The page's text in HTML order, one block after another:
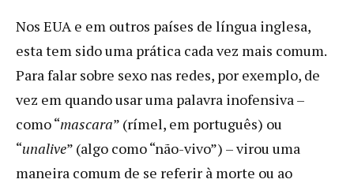
Nos EUA e em outros países de língua inglesa,
esta tem sido uma prática cada vez mais comum.
Para falar sobre sexo nas redes, por exemplo, de
vez em quando usar uma palavra inofensiva –
como “mascara” (rímel, em português) ou
“unalive” (algo como “não-vivo”) – virou uma
maneira comum de se referir à morte ou ao